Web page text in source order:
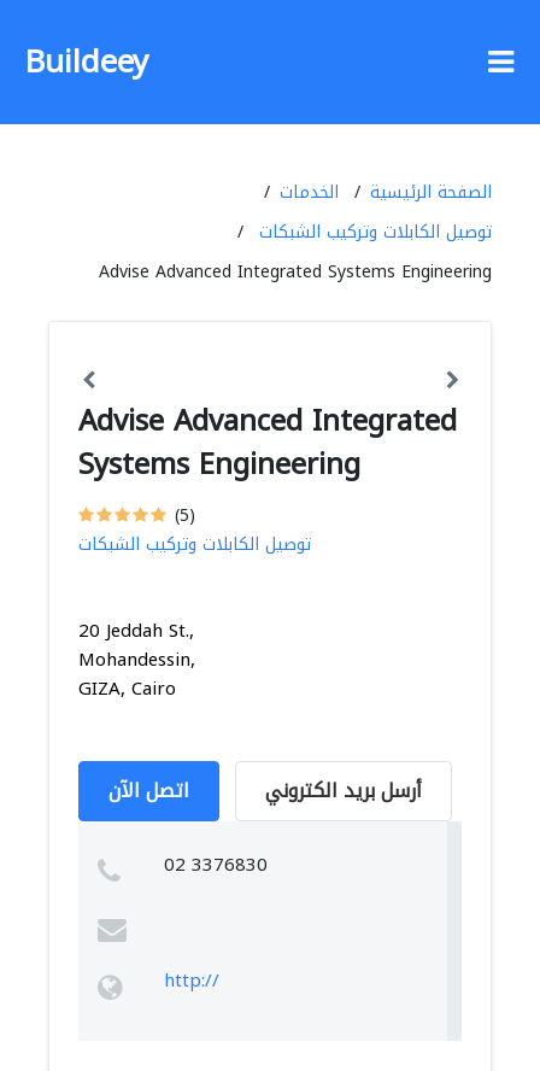
Buildeey
الصفحة الرئيسية
الخدمات
توصيل الكابلات وتركيب الشبكات
Advise Advanced Integrated Systems Engineering
Advise Advanced Integrated
Systems Engineering
(5)
توصيل الكابلات وتركيب الشبكات
20 Jeddah St.,
Mohandessin,
GIZA, Cairo
اتصل الآن أرسل بريد الكتروني
02 3376830
http://